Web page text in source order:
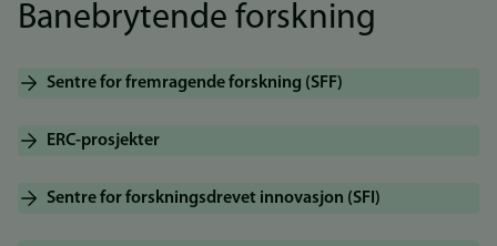
Banebrytende forskning
Sentre for fremragende forskning (SFF)
ERC-prosjekter
Sentre for forskningsdrevet innovasjon (SFI)